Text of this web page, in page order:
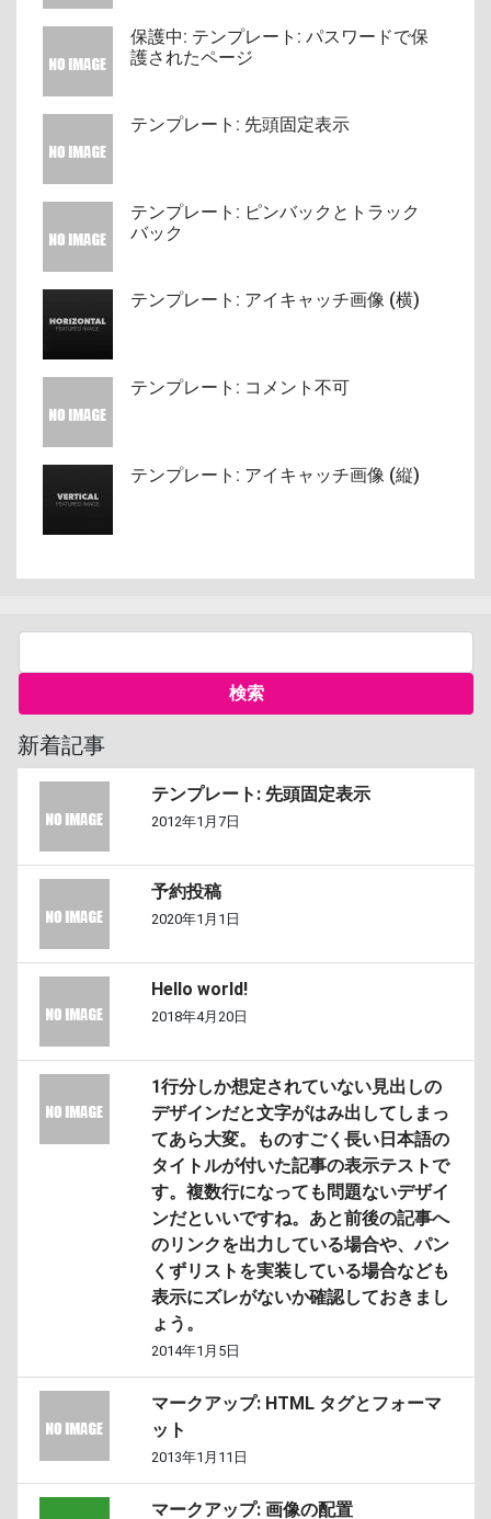
保護中: テンプレート: パスワードで保
護されたページ
テンプレート: 先頭固定表示
テンプレート: ピンバックとトラック
バック
テンプレート: アイキャッチ画像 (横)
テンプレート: コメント不可
テンプレート: アイキャッチ画像 (縦)
新着記事
テンプレート: 先頭固定表示
2012年1月7日
予約投稿
2020年1月1日
Hello world!
2018年4月20日
1行分しか想定されていない見出しの
デザインだと文字がはみ出してしまっ
てあら大変。ものすごく長い日本語の
タイトルが付いた記事の表示テストで
す。複数行になっても問題ないデザイ
ンだといいですね。あと前後の記事へ
のリンクを出力している場合や、パン
くずリストを実装している場合なども
表示にズレがないか確認しておきまし
ょう。
2014年1月5日
マークアップ: HTML タグとフォーマ
ット
2013年1月11日
マークアップ: 画像の配置